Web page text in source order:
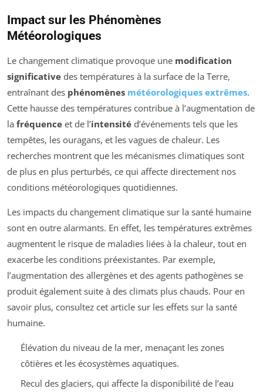
Impact sur les Phénomènes
Météorologiques
Le changement climatique provoque une modification
significative des températures à la surface de la Terre,
entraînant des phénomènes météorologiques extrêmes.
Cette hausse des températures contribue à l’augmentation de
la fréquence et de l’intensité d’événements tels que les
tempêtes, les ouragans, et les vagues de chaleur. Les
recherches montrent que les mécanismes climatiques sont
de plus en plus perturbés, ce qui affecte directement nos
conditions météorologiques quotidiennes.
Les impacts du changement climatique sur la santé humaine
sont en outre alarmants. En effet, les températures extrêmes
augmentent le risque de maladies liées à la chaleur, tout en
exacerbe les conditions préexistantes. Par exemple,
l’augmentation des allergènes et des agents pathogènes se
produit également suite à des climats plus chauds. Pour en
savoir plus, consultez cet article sur les effets sur la santé
humaine.
Élévation du niveau de la mer, menaçant les zones
côtières et les écosystèmes aquatiques.
Recul des glaciers, qui affecte la disponibilité de l’eau